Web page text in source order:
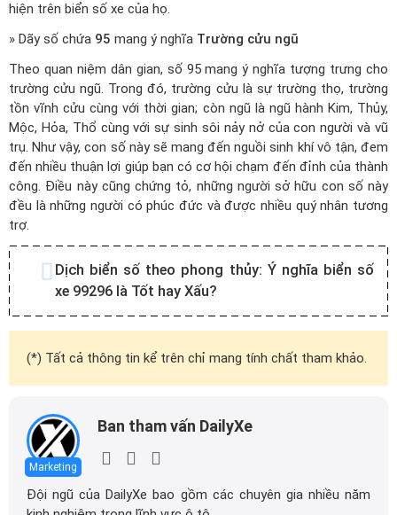
hiện trên biển số xe của họ.
» Dãy số chứa 95 mang ý nghĩa Trường cửu ngũ
Theo quan niệm dân gian, số 95 mang ý nghĩa tượng trưng cho
trường cửu ngũ. Trong đó, trường cửu là sự trường thọ, trường
tồn vĩnh cửu cùng với thời gian; còn ngũ là ngũ hành Kim, Thủy,
Mộc, Hỏa, Thổ cùng với sự sinh sôi nảy nở của con người và vũ
trụ. Như vậy, con số này sẽ mang đến nguồi sinh khí vô tận, đem
đến nhiều thuận lợi giúp bạn có cơ hội chạm đến đỉnh của thành
công. Điều này cũng chứng tỏ, những người sở hữu con số này
đều là những người có phúc đức và được nhiều quý nhân tương
trợ.
Dịch biển số theo phong thủy: Ý nghĩa biển số
xe 99296 là Tốt hay Xấu?
(*) Tất cả thông tin kể trên chỉ mang tính chất tham khảo.
Marketing
Ban tham vấn DailyXe
Đội ngũ của DailyXe bao gồm các chuyên gia nhiều năm